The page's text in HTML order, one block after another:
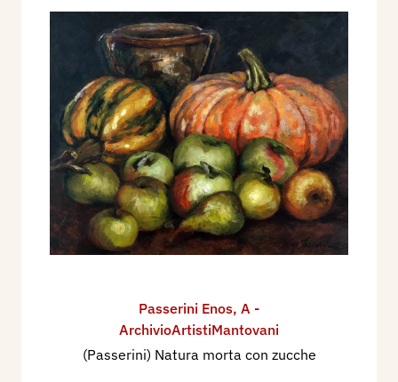
Passerini Enos, A -
ArchivioArtistiMantovani
(Passerini) Natura morta con zucche